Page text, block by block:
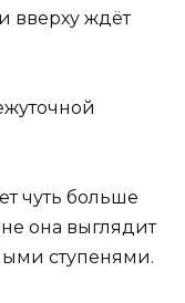
вверху ждёт
чуть больше
она выглядит
ступенями.